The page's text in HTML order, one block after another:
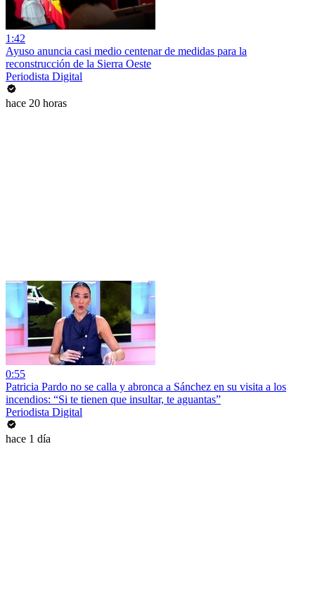
1:42
Ayuso anuncia casi medio centenar de medidas para la
reconstrucción de la Sierra Oeste
Periodista Digital
hace 20 horas
0:55
Patricia Pardo no se calla y abronca a Sánchez en su visita a los
incendios: “Si te tienen que insultar, te aguantas”
Periodista Digital
hace 1 día